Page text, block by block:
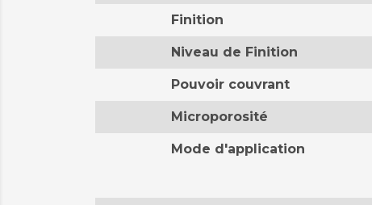
Finition
Niveau de Finition
Pouvoir couvrant
Microporosité
Mode d'application